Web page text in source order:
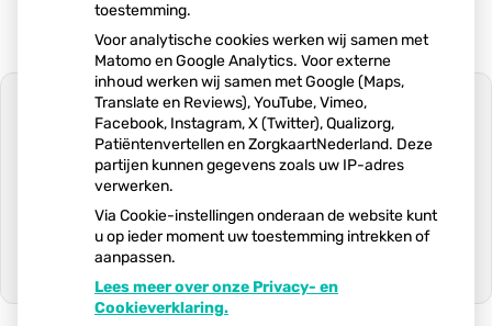
U heeft geen toestemming gegeven
voorexterne inhoud
te zien.
Cookie-instellingen wijzigen
toestemming.
Voor analytische cookies werken wij samen met
Matomo en Google Analytics. Voor externe
inhoud werken wij samen met Google (Maps,
Translate en Reviews), YouTube, Vimeo,
Facebook, Instagram, X (Twitter), Qualizorg,
Patiëntenvertellen en ZorgkaartNederland. Deze
partijen kunnen gegevens zoals uw IP-adres
verwerken.
Via Cookie-instellingen onderaan de website kunt
u op ieder moment uw toestemming intrekken of
aanpassen.
Lees meer over onze Privacy- en
Cookieverklaring.